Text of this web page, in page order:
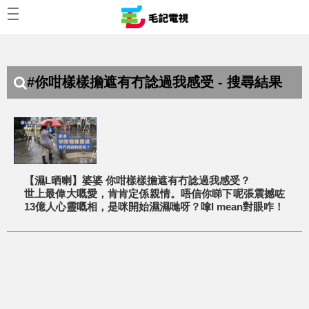
#你咁樣樣擔遮有冇諗過我感受 - 搜尋結果
【濕L晒喇】婆婆 你咁樣樣擔遮有冇諗過我感受？
世上最偉大嘅愛，肯肯定係親情。唔信你睇下呢張震撼咗
13億人心靈嘅相，是咪開始濕濕哋呀？嗱I mean對眼咋！